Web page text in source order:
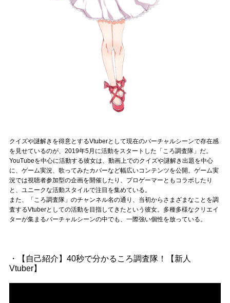
Official SNS
クイズや謎解きを得意とするVtuberとして現在のバーチャルシーンで存在感
を見せているのが、2019年5月に活動をスタートした「ころ調査隊」だ。
YouTubeを中心に活動する彼女は、動画上でのクイズや謎解き出題を中心
に、ゲーム実況、歌ってみたカバーなど幅広いコンテンツを公開。ゲーム実
況では視聴者参加型の企画を開催したり、プロゲーマーともコラボしたり
と、ユニークな活動スタイルで注目を集めている。
また、「ころ調査隊」のチャンネル名の通り、当初からさまざまなことを調
査するVtuberとしての活動を目指してきたという彼女。多種多様なクリエイ
ターが集まるバーチャルシーンの中でも、一際強い個性を放っている。
・【自己紹介】40秒で分かるころ調査隊！【新人
Vtuber】